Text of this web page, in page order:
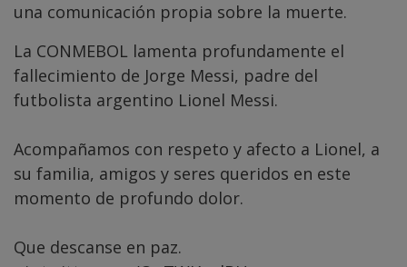
una comunicación propia sobre la muerte.
La CONMEBOL lamenta profundamente el
fallecimiento de Jorge Messi, padre del
futbolista argentino Lionel Messi.
Acompañamos con respeto y afecto a Lionel, a
su familia, amigos y seres queridos en este
momento de profundo dolor.
Que descanse en paz.